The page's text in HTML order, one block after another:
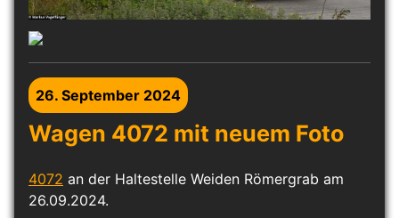
26. September 2024
Wagen 4072 mit neuem Foto
4072 an der Haltestelle Weiden Römergrab am
26.09.2024.